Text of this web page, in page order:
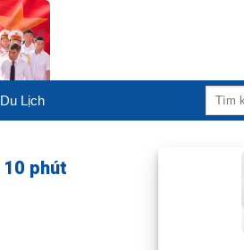
Du Lịch
10 phút